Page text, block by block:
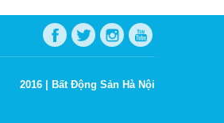
2016 | Bất Động Sản Hà Nội